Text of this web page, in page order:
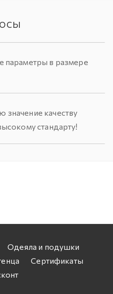
параметры в размере
качеству
стандарту!
Одеяла и подушки
Сертификаты